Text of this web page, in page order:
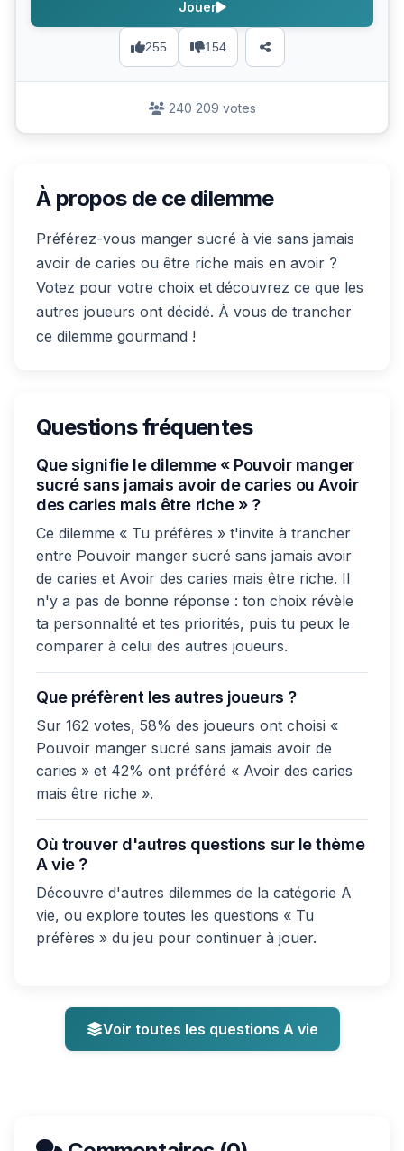
255 154
Jouer
240 209 votes
À propos de ce dilemme
Préférez-vous manger sucré à vie sans jamais
avoir de caries ou être riche mais en avoir ?
Votez pour votre choix et découvrez ce que les
autres joueurs ont décidé. À vous de trancher
ce dilemme gourmand !
Questions fréquentes
Que signifie le dilemme « Pouvoir manger
sucré sans jamais avoir de caries ou Avoir
des caries mais être riche » ?
Ce dilemme « Tu préfères » t'invite à trancher
entre Pouvoir manger sucré sans jamais avoir
de caries et Avoir des caries mais être riche. Il
n'y a pas de bonne réponse : ton choix révèle
ta personnalité et tes priorités, puis tu peux le
comparer à celui des autres joueurs.
Que préfèrent les autres joueurs ?
Sur 162 votes, 58% des joueurs ont choisi «
Pouvoir manger sucré sans jamais avoir de
caries » et 42% ont préféré « Avoir des caries
mais être riche ».
Où trouver d'autres questions sur le thème
A vie ?
Découvre d'autres dilemmes de la catégorie A
vie, ou explore toutes les questions « Tu
préfères » du jeu pour continuer à jouer.
Voir toutes les questions A vie